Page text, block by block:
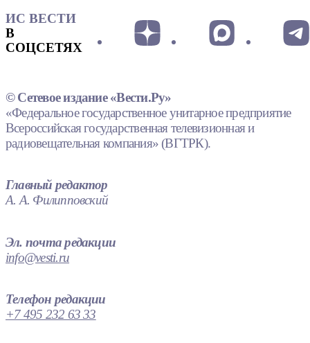
ИС ВЕСТИ
В
СОЦСЕТЯХ
© Сетевое издание «Вести.Ру»
«Федеральное государственное унитарное предприятие
Всероссийская государственная телевизионная и
радиовещательная компания» (ВГТРК).
Главный редактор
А. А. Филипповский
Эл. почта редакции
info@vesti.ru
Телефон редакции
+7 495 232 63 33